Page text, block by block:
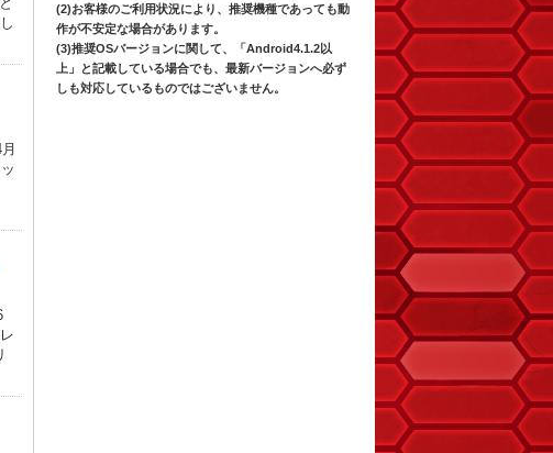
(2)お客様のご利用状況により、推奨機種であっても動
作が不安定な場合があります。
(3)推奨OSバージョンに関して、「Android4.1.2以
上」と記載している場合でも、最新バージョンへ必ず
しも対応しているものではございません。